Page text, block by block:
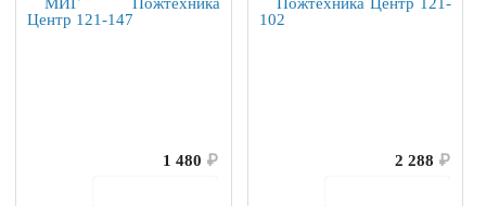
1 480 ₽
2 288 ₽